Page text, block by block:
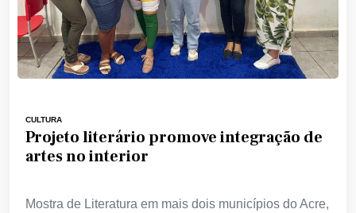
CULTURA
Projeto literário promove integração de
artes no interior
Mostra de Literatura em mais dois municípios do Acre,